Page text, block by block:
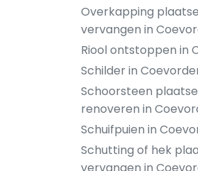
Overkapping
vervangen in
Riool ontstoppen in
Schilder in
Schoorsteen
renoveren in
Schuifpuien in
Schutting of hek